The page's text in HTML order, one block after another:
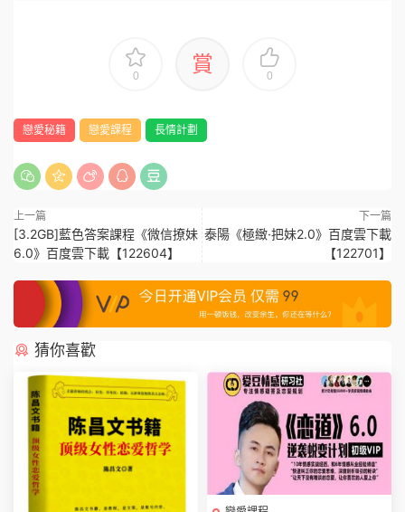
0 賞 0
戀愛秘籍 戀愛課程 長情計劃
上一篇
[3.2GB]藍色答案課程《微信撩妹
6.0》百度雲下載【122604】
下一篇
泰陽《極緻·把妹2.0》百度雲下載
【122701】
猜你喜歡